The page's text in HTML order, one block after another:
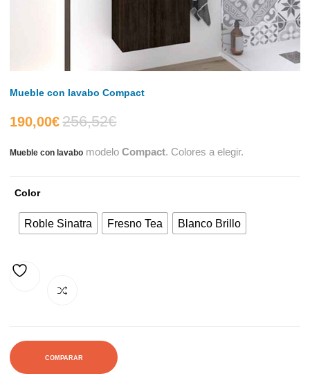
Mueble con lavabo Compact
190,00€El
precio
es:
256,52€El
precio
era:
Mueble con lavabo modeloCompact. Colores a elegir.
Color
Roble Sinatra Fresno Tea Blanco Brillo
COMPARAR